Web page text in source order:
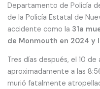
Departamento de Policía
de la Policía Estatal de
accidente como la 31a
de Monmouth en 2024 y
Tres días después, el 10
aproximadamente a las
murió fatalmente